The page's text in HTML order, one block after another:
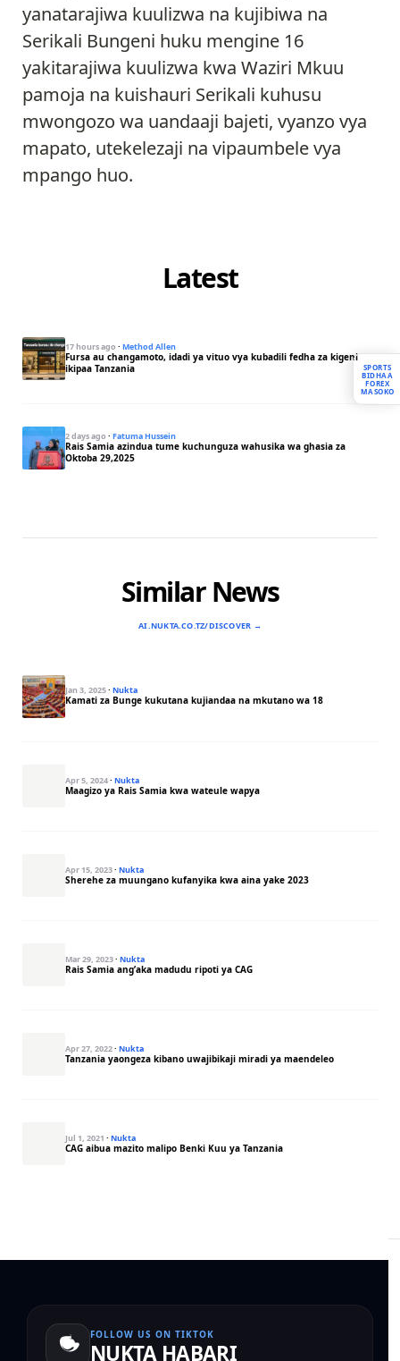
yanatarajiwa kuulizwa na kujibiwa na
Serikali Bungeni huku mengine 16
yakitarajiwa kuulizwa kwa Waziri Mkuu
pamoja na kuishauri Serikali kuhusu
mwongozo wa uandaaji bajeti, vyanzo vya
mapato, utekelezaji na vipaumbele vya
mpango huo.
Latest
17 hours ago · Method Allen
Fursa au changamoto, idadi ya vituo vya kubadili fedha za kigeni
ikipaa Tanzania
2 days ago · Fatuma Hussein
Rais Samia azindua tume kuchunguza wahusika wa ghasia za
Oktoba 29,2025
Similar News
AI.NUKTA.CO.TZ/DISCOVER →
Jan 3, 2025· Nukta
Kamati za Bunge kukutana kujiandaa na mkutano wa 18
Apr 5, 2024· Nukta
Maagizo ya Rais Samia kwa wateule wapya
Apr 15, 2023· Nukta
Sherehe za muungano kufanyika kwa aina yake 2023
Mar 29, 2023· Nukta
Rais Samia ang’aka madudu ripoti ya CAG
Apr 27, 2022· Nukta
Tanzania yaongeza kibano uwajibikaji miradi ya maendeleo
Jul 1, 2021 · Nukta
CAG aibua mazito malipo Benki Kuu ya Tanzania
SPORTS
BIDHAA
FOREX
MASOKO
FOLLOW US ON TIKTOK
NUKTA HABARI